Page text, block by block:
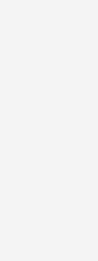
keine
günstig“, sagt
höher der lokale
einer
Straße in
Berliner.
Risiko zu
Aufgaben
voll auf ihr
Sie